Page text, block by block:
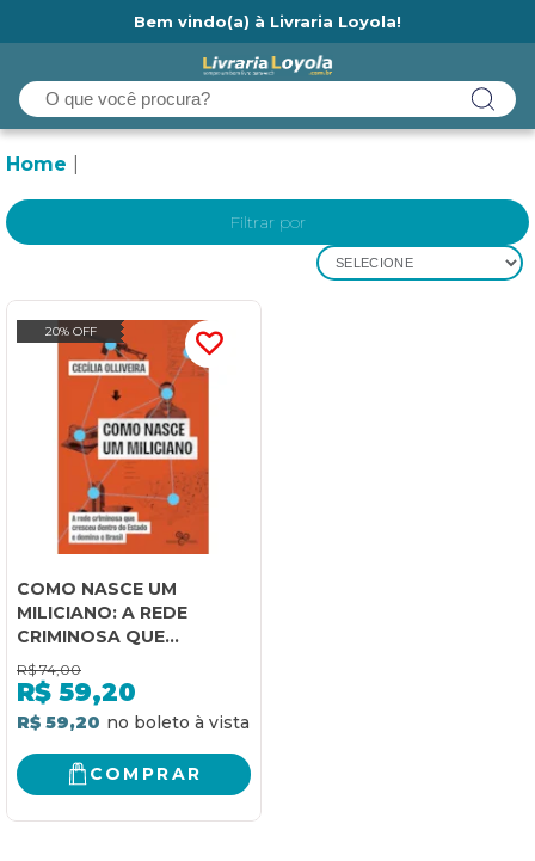
Bem vindo(a) à Livraria Loyola!
Home
Filtrar por
SELECIONE
20% OFF
COMO NASCE UM
MILICIANO: A REDE
CRIMINOSA QUE
CRESCEU DENTRO DO
ESTADO E DOMINA O
BRASIL
R$ 74,00
R$ 59,20
R$ 59,20
COMPRAR